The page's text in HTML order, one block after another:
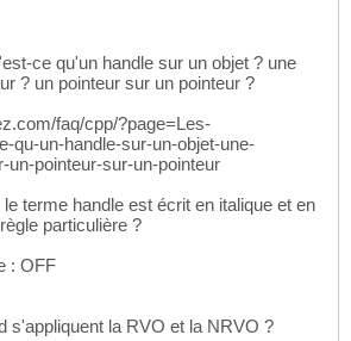
ce qu'un handle sur un objet ? une
? un pointeur sur un pointeur ?
faq/cpp/?page=Les-
qu-un-handle-sur-un-objet-une-
un-pointeur-sur-un-pointeur
terme handle est écrit en italique et en
particulière ?
: OFF
s'appliquent la RVO et la NRVO ?